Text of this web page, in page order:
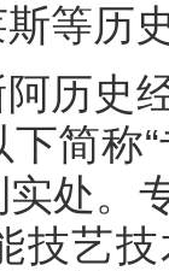
等历
历史
简称
处。
技艺